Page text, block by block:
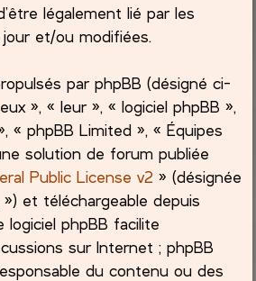
légalement lié par les
et/ou modifiées.
par phpBB (désigné ci-
», « leur », « logiciel phpBB »,
« phpBB Limited », « Équipes
solution de forum publiée
Public License v2 » (désignée
et téléchargeable depuis
logiciel phpBB facilite
sur Internet ; phpBB
du contenu ou des